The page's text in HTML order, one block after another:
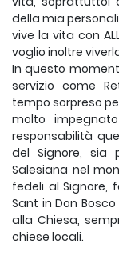
della mia
vive la vita con
voglio inoltre
In questo
servizio come
tempo sorpreso
molto
responsabilità
del Signore, sia
Salesiana nel
fedeli al Signore,
Sant in Don
alla Chiesa,
chiese locali.